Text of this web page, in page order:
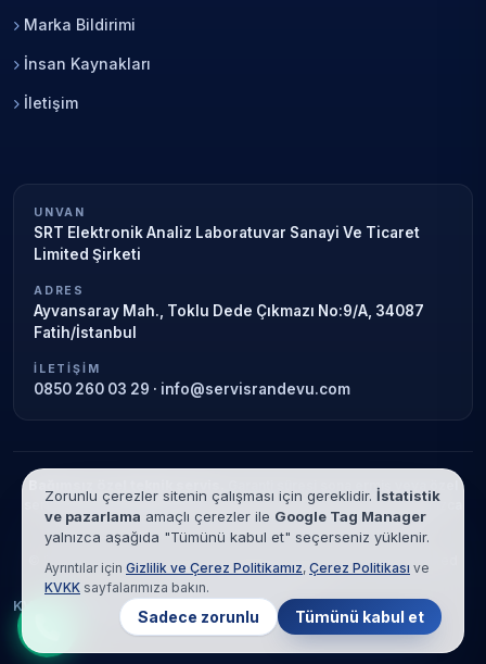
Marka Bildirimi
İnsan Kaynakları
İletişim
UNVAN
SRT Elektronik Analiz Laboratuvar Sanayi Ve Ticaret
Limited Şirketi
ADRES
Ayvansaray Mah., Toklu Dede Çıkmazı No:9/A, 34087
Fatih/İstanbul
İLETIŞIM
0850 260 03 29 · info@servisrandevu.com
Garanti süresi sona ermiş veya özel
servis kapsamındaki cihazlar için hizmet verilir. Marka adları yalnızca
tanımlama amaçlıdır; yetkili servis ilişkisi bulunmamaktadır.
© 2026 SRT Elektronik Analiz Laboratuvar Sanayi Ve Ticaret Limited
Şirketi. Tüm hakları saklıdır.
KVKK
Çerez Politikası Hizmet Şartları
Zorunlu çerezler sitenin çalışması için gereklidir. İstatistik
ve pazarlama amaçlı çerezler ile Google Tag Manager
yalnızca aşağıda "Tümünü kabul et" seçerseniz yüklenir.
Ayrıntılar için Gizlilik ve Çerez Politikamız, Çerez Politikası ve
KVKK sayfalarımıza bakın.
Sadece zorunlu Tümünü kabul et